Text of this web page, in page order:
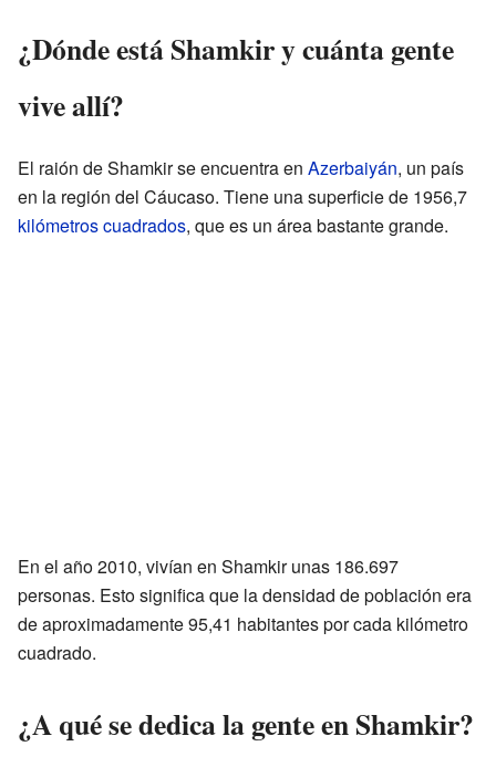
¿Dónde está Shamkir y cuánta gente
vive allí?
El raión de Shamkir se encuentra en Azerbaiyán, un país
en la región del Cáucaso. Tiene una superficie de 1956,7
kilómetros cuadrados, que es un área bastante grande.
En el año 2010, vivían en Shamkir unas 186.697
personas. Esto significa que la densidad de población era
de aproximadamente 95,41 habitantes por cada kilómetro
cuadrado.
¿A qué se dedica la gente en Shamkir?